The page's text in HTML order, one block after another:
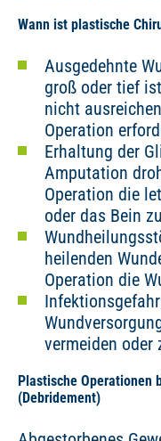
Wann ist plastische
Ausgedehnte
groß oder tief
nicht
Operation
Erhaltung der
Amputation
Operation die
oder das Bein
heilenden
Operation die
vermeiden oder
Plastische Operationen
(Debridement)